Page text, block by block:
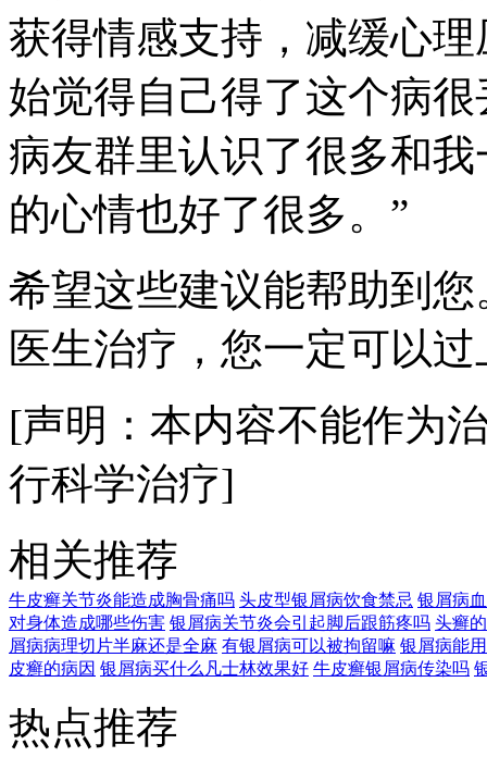
获得情感支持，减缓心
始觉得自己得了这个病
病友群里认识了很多和
的心情也好了很多。”
希望这些建议能帮助到
医生治疗，您一定可以
[声明：本内容不能作为
行科学治疗]
相关推荐
牛皮癣关节炎能造成胸骨痛吗 头皮型银屑病饮食禁忌 银屑病
对身体造成哪些伤害 银屑病关节炎会引起脚后跟筋疼吗 头癣
屑病病理切片半麻还是全麻 有银屑病可以被拘留嘛 银屑病能
皮癣的病因 银屑病买什么凡士林效果好 牛皮癣银屑病传染吗
热点推荐